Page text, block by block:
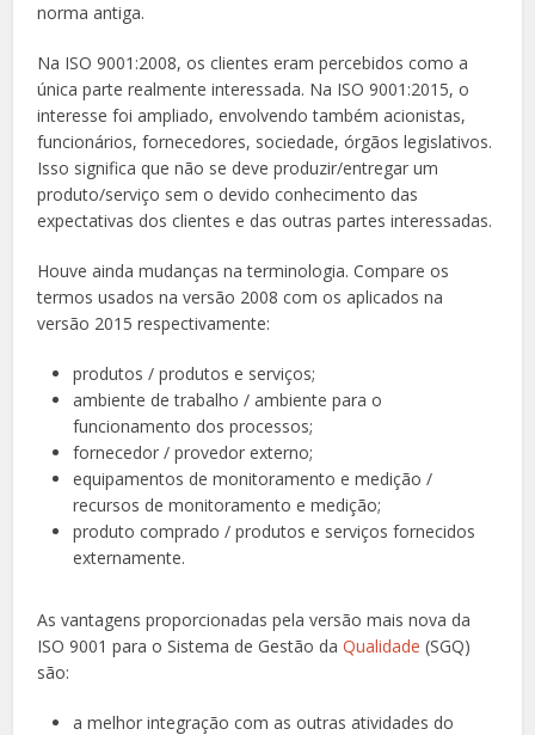
norma antiga.
Na ISO 9001:2008, os clientes eram percebidos como a
única parte realmente interessada. Na ISO 9001:2015, o
interesse foi ampliado, envolvendo também acionistas,
funcionários, fornecedores, sociedade, órgãos legislativos.
Isso significa que não se deve produzir/entregar um
produto/serviço sem o devido conhecimento das
expectativas dos clientes e das outras partes interessadas.
Houve ainda mudanças na terminologia. Compare os
termos usados na versão 2008 com os aplicados na
versão 2015 respectivamente:
produtos / produtos e serviços;
ambiente de trabalho / ambiente para o
funcionamento dos processos;
fornecedor / provedor externo;
equipamentos de monitoramento e medição /
recursos de monitoramento e medição;
produto comprado / produtos e serviços fornecidos
externamente.
As vantagens proporcionadas pela versão mais nova da
ISO 9001 para o Sistema de Gestão daQualidade (SGQ)
são:
a melhor integração com as outras atividades do